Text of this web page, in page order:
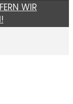
WIR